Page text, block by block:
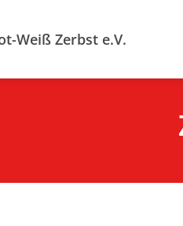
Weiß Zerbst e.V.